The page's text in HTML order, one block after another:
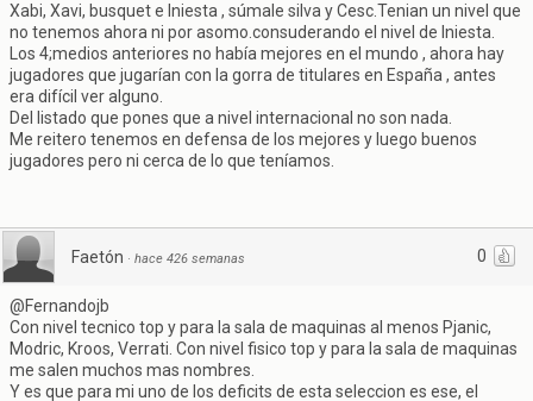
Xabi, Xavi, busquet e Iniesta , súmale silva y Cesc.Tenian un nivel que
no tenemos ahora ni por asomo.consuderando el nivel de Iniesta.
Los 4;medios anteriores no había mejores en el mundo , ahora hay
jugadores que jugarían con la gorra de titulares en España , antes
era difícil ver alguno.
Del listado que pones que a nivel internacional no son nada.
Me reitero tenemos en defensa de los mejores y luego buenos
jugadores pero ni cerca de lo que teníamos.
0
Faetón · hace 426 semanas
@Fernandojb
Con nivel tecnico top y para la sala de maquinas al menos Pjanic,
Modric, Kroos, Verrati. Con nivel fisico top y para la sala de maquinas
me salen muchos mas nombres.
Y es que para mi uno de los deficits de esta seleccion es ese, el